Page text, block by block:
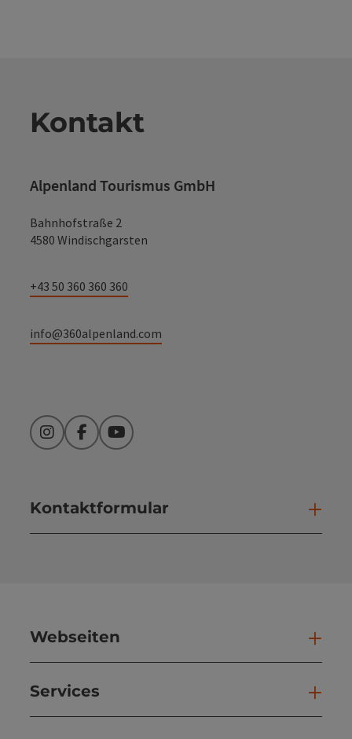
Kontakt
Alpenland Tourismus GmbH
Bahnhofstraße 2
4580 Windischgarsten
+43 50 360 360 360
info@360alpenland.com
InstagramFacebookYouTube
Kontaktformular
Webseiten
Services